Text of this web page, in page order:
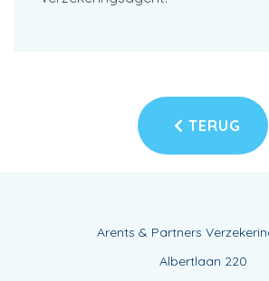
TERUG
Arents & Partners
Albertlaan 220